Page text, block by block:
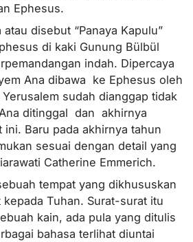
Ephesus.
disebut “Panaya Kapulu”
di kaki Gunung Bülbül
indah. Dipercaya
Ana dibawa ke Ephesus oleh
sudah dianggap tidak
ditinggal dan akhirnya
ini. Baru pada akhirnya tahun
sesuai dengan detail yang
Catherine Emmerich.
tempat yang dikhususkan
Tuhan. Surat-surat itu
kain, ada pula yang ditulis
bahasa terlihat diuntai